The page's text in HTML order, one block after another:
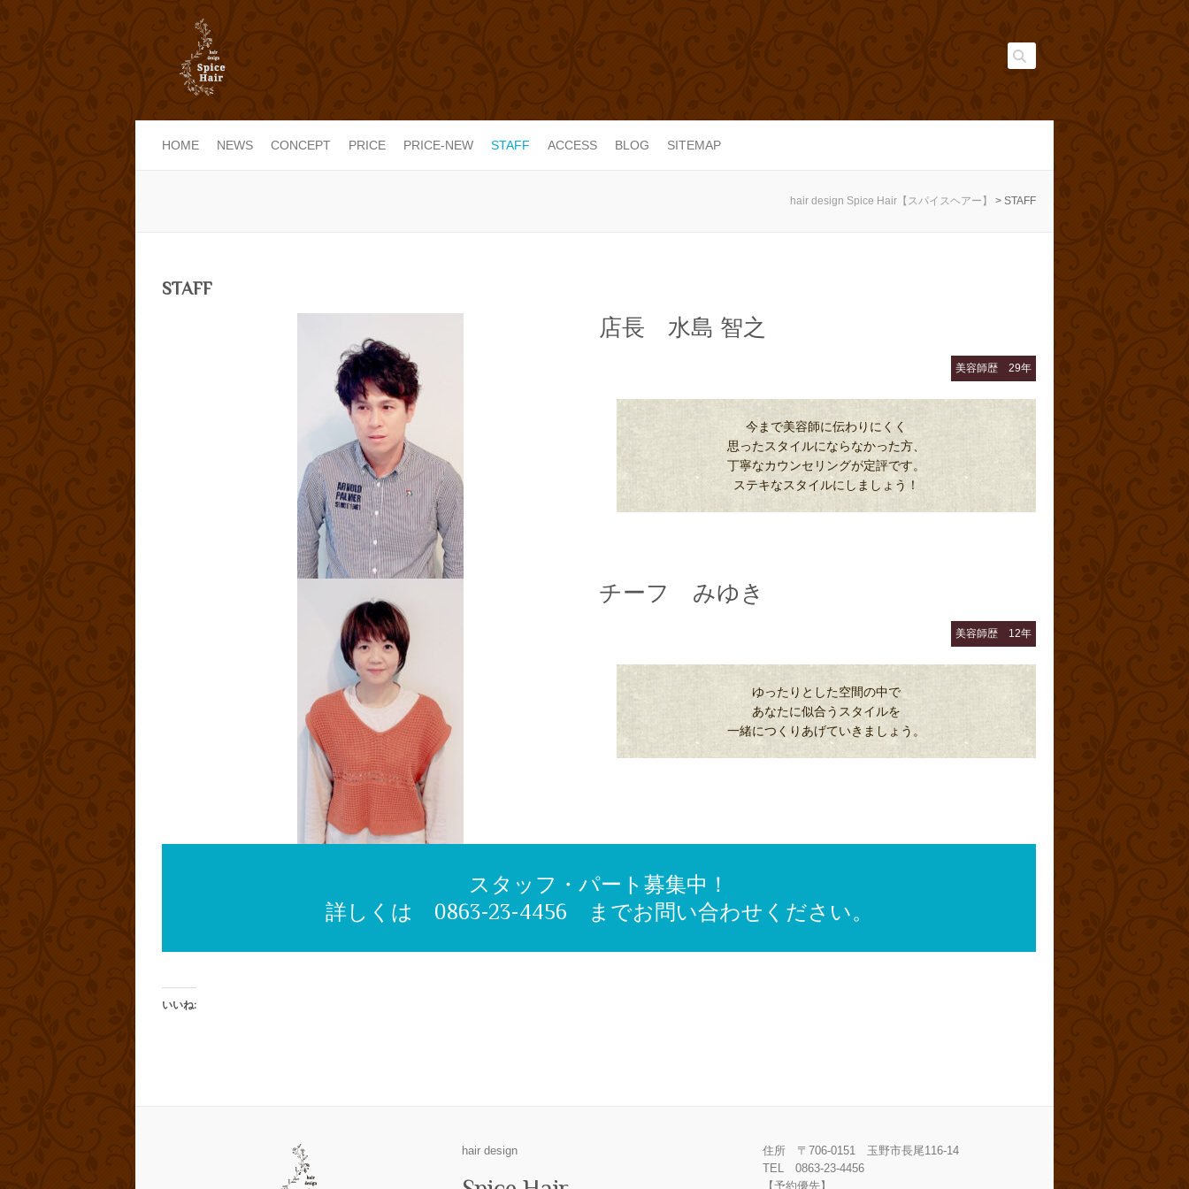
Search
HOME NEWS CONCEPT PRICE PRICE-NEW STAFF ACCESS BLOG SITEMAP
hair design Spice Hair【スパイスヘアー】 > STAFF
STAFF
店長 水島 智之
美容師歴 29年
今まで美容師に伝わりにくく
思ったスタイルにならなかった方、
丁寧なカウンセリングが定評です。
ステキなスタイルにしましょう！
チーフ みゆき
美容師歴 12年
ゆったりとした空間の中で
あなたに似合うスタイルを
一緒につくりあげていきましょう。
スタッフ・パート募集中！
詳しくは 0863-23-4456 までお問い合わせください。
いいね:
hair design
住所 〒706-0151 玉野市長尾116-14
TEL 0863-23-4456
【予約優先】